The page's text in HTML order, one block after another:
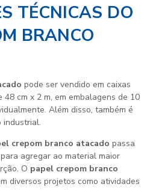
TÉCNICAS DO
BRANCO
pode ser vendido em caixas
cm x 2 m, em embalagens de 10
Além disso, também é
industrial.
crepom branco atacado passa
agregar ao material maior
O papel crepom branco
diversos projetos como atividades